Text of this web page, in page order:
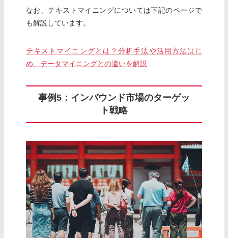
なお、テキストマイニングについては下記のページで
も解説しています。
テキストマイニングとは？分析手法や活用方法はじ
め、データマイニングとの違いを解説
事例5：インバウンド市場のターゲッ
ト戦略